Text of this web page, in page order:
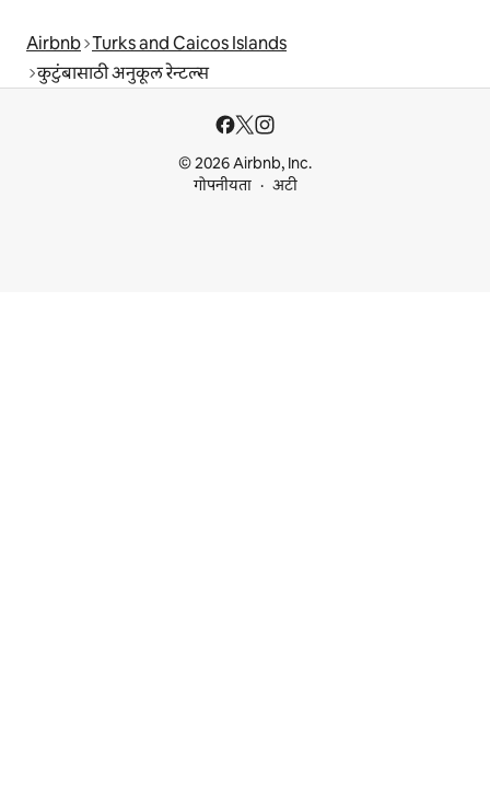
Airbnb Turks and Caicos Islands
कुटुंबासाठी अनुकूल रेन्टल्स
© 2026 Airbnb, Inc.
गोपनीयता
अटी